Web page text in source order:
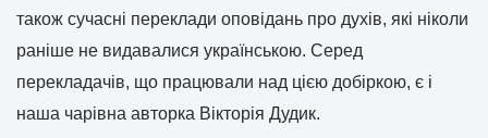
також сучасні переклади оповідань про духів, які ніколи
раніше не видавалися українською. Серед
перекладачів, що працювали над цією добіркою, є і
наша чарівна авторка Вікторія Дудик.